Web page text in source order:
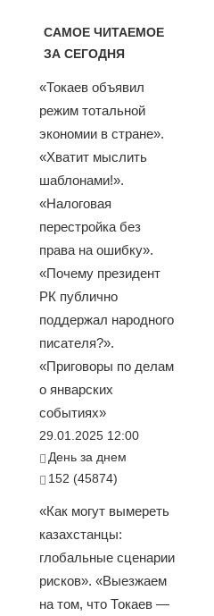
САМОЕ ЧИТАЕМОЕ
ЗА СЕГОДНЯ
«Токаев объявил
режим тотальной
экономии в стране».
«Хватит мыслить
шаблонами!».
«Налоговая
перестройка без
права на ошибку».
«Почему президент
РК публично
поддержал народного
писателя?».
«Приговоры по делам
о январских
событиях»
29.01.2025 12:00
День за днем
152 (45874)
«Как могут вымереть
казахстанцы:
глобальные сценарии
рисков». «Выезжаем
на том, что Токаев —